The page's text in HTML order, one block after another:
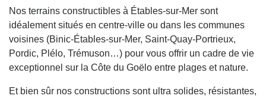
Nos terrains constructibles à Étables-sur-Mer sont
idéalement situés en centre-ville ou dans les communes
voisines (Binic-Étables-sur-Mer, Saint-Quay-Portrieux,
Pordic, Plélo, Trémuson…) pour vous offrir un cadre de vie
exceptionnel sur la Côte du Goëlo entre plages et nature.
Et bien sûr nos constructions sont ultra solides, résistantes,